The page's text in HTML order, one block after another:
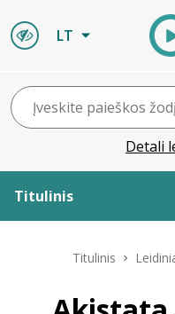
LT
Detali
Titulinis
Leidiniai
Titulinis